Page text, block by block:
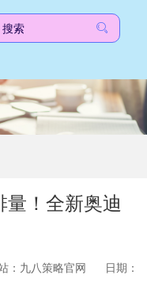
！全新奥迪
：九八策略官网
日期：